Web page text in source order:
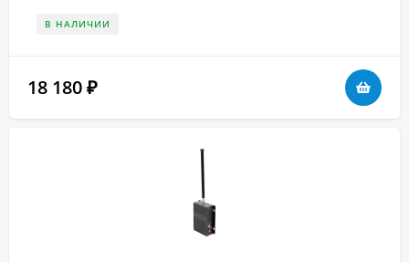
В НАЛИЧИИ
18 180 ₽